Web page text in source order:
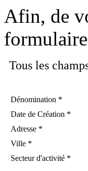
Afin, de
Tous les
Dénomination *
Date de Création *
Adresse *
Ville *
Secteur d'activité *